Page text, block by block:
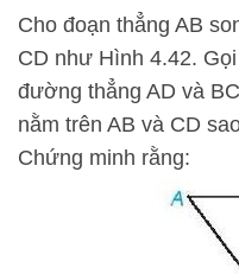
Cho đoạn thẳng AB
CD như Hình 4.42.
đường thẳng AD và
nằm trên AB và CD
Chứng minh rằng: